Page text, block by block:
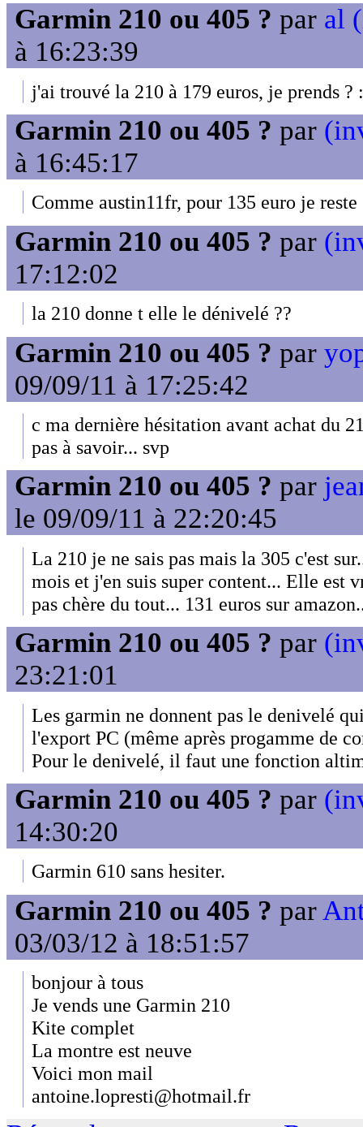
Garmin 210 ou 405 ? par al
à 16:23:39
j'ai trouvé la 210 à 179 euros, je prends ?
Garmin 210 ou 405 ? par
à 16:45:17
Comme austin11fr, pour 135 euro je
Garmin 210 ou 405 ? par
17:12:02
la 210 donne t elle le dénivelé ??
Garmin 210 ou 405 ? par
09/09/11 à 17:25:42
c ma dernière hésitation avant achat du
pas à savoir... svp
Garmin 210 ou 405 ? par
le 09/09/11 à 22:20:45
La 210 je ne sais pas mais la 305 c'est
mois et j'en suis super content... Elle est
pas chère du tout... 131 euros sur
Garmin 210 ou 405 ? par
23:21:01
Les garmin ne donnent pas le denivelé
l'export PC (même après progamme de
Pour le denivelé, il faut une fonction
Garmin 210 ou 405 ? par
14:30:20
Garmin 610 sans hesiter.
Garmin 210 ou 405 ? par
03/03/12 à 18:51:57
bonjour à tous
Je vends une Garmin 210
Kite complet
La montre est neuve
Voici mon mail
antoine.lopresti@hotmail.fr